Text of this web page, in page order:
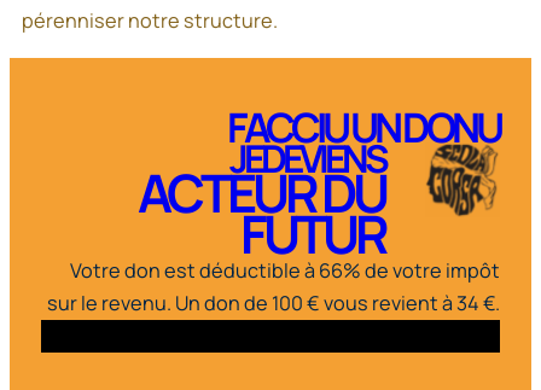
pérenniser notre structure.
FACCIU UN DONU
JEDEVIENS
ACTEUR DU
FUTUR
Votre don est déductible à 66% de votre impôt
sur le revenu. Un don de 100 € vous revient à 34 €.